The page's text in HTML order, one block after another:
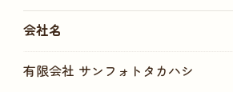
会社名
有限会社 サンフォトタカハシ